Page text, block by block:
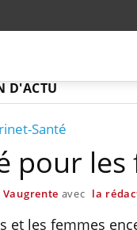
D'ACTU
Santé
pour
avec la
et les femmes